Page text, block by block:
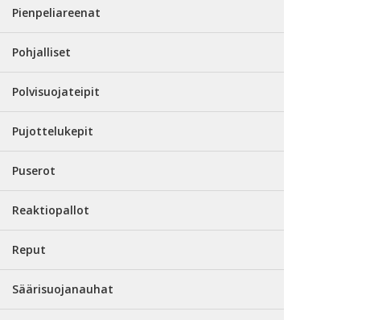
Pienpeliareenat
Pohjalliset
Polvisuojateipit
Pujottelukepit
Puserot
Reaktiopallot
Reput
Säärisuojanauhat